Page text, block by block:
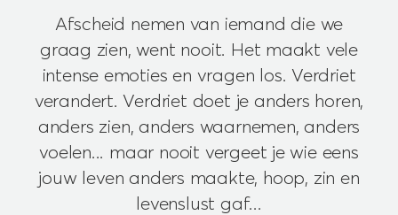
Afscheid nemen van iemand die we
graag zien, went nooit. Het maakt vele
intense emoties en vragen los. Verdriet
verandert. Verdriet doet je anders horen,
anders zien, anders waarnemen, anders
voelen... maar nooit vergeet je wie eens
jouw leven anders maakte, hoop, zin en
levenslust gaf...